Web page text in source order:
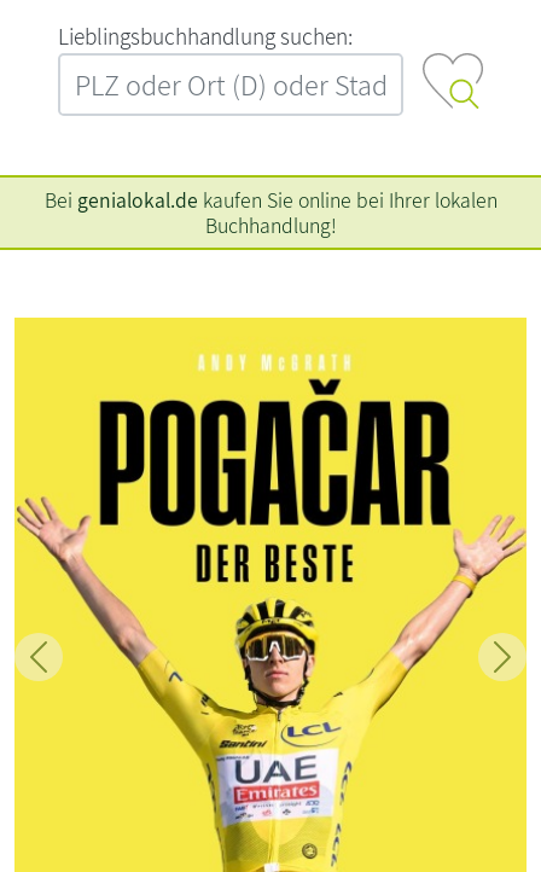
L‍i‍e‍b‍l‍i‍n‍g‍s‍b‍u‍c‍h‍h‍a‍n‍d‍l‍u‍n‍g‍ ‍s‍u‍c‍h‍e‍n‍:‍
Bei genialokal.de kaufen Sie online bei Ihrer lokalen
Buchhandlung!
Zurück